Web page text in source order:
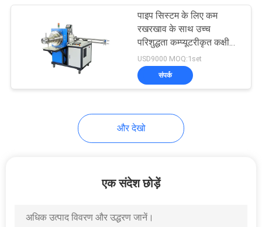
सीएनसी प्लाज्मा काटने की
मशीन
सीएनसी लेजर काटने की
पाइप सिस्टम के लिए कम
रखरखाव के साथ उच्च
परिशुद्धता कम्प्यूटरीकृत कक्षीय
वेल्डिंग मशीन
USD9000 MOQ:1set
संपर्क
और देखो
एक संदेश छोड़ें